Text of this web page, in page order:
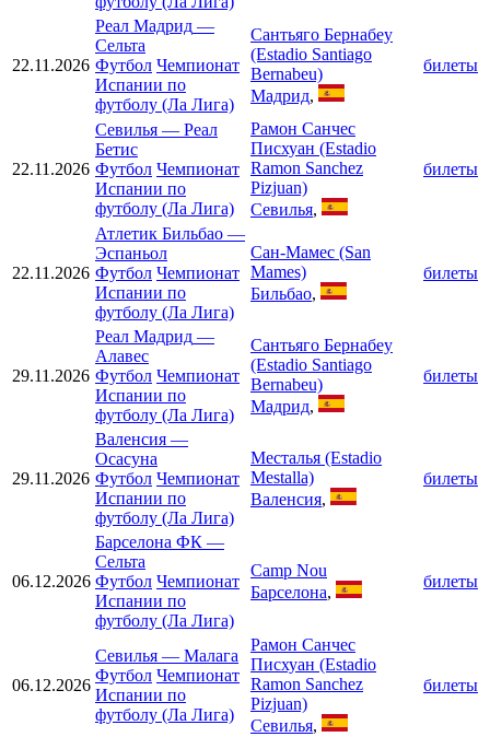
22.11.2026
Реал Мадрид —
Сельта
Футбол Чемпионат
Испании по
футболу (Ла Лига)
Сантьяго Бернабеу
(Estadio Santiago
Bernabeu)
Мадрид,
билеты
22.11.2026
Севилья — Реал
Бетис
Футбол Чемпионат
Испании по
футболу (Ла Лига)
Рамон Санчес
Писхуан (Estadio
Ramon Sanchez
Pizjuan)
Севилья,
билеты
22.11.2026
Атлетик Бильбао —
Эспаньол
Футбол Чемпионат
Испании по
футболу (Ла Лига)
Сан-Мамес (San
Mames)
Бильбао,
билеты
29.11.2026
Реал Мадрид —
Алавес
Футбол Чемпионат
Испании по
футболу (Ла Лига)
Сантьяго Бернабеу
(Estadio Santiago
Bernabeu)
Мадрид,
билеты
29.11.2026
Валенсия —
Осасуна
Футбол Чемпионат
Испании по
футболу (Ла Лига)
Месталья (Estadio
Mestalla)
Валенсия,
билеты
06.12.2026
Барселона ФК —
Сельта
Футбол Чемпионат
Испании по
футболу (Ла Лига)
Camp Nou
Барселона,
билеты
06.12.2026
Севилья — Малага
Футбол Чемпионат
Испании по
футболу (Ла Лига)
Рамон Санчес
Писхуан (Estadio
Ramon Sanchez
Pizjuan)
Севилья,
билеты